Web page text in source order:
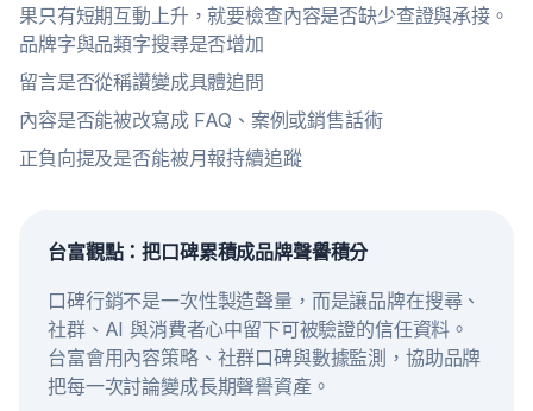
果只有短期互動上升，就要檢查內容是否缺少查證與承接。
品牌字與品類字搜尋是否增加
留言是否從稱讚變成具體追問
內容是否能被改寫成 FAQ、案例或銷售話術
正負向提及是否能被月報持續追蹤
台富觀點：把口碑累積成品牌聲譽積分
口碑行銷不是一次性製造聲量，而是讓品牌在搜尋、
社群、AI 與消費者心中留下可被驗證的信任資料。
台富會用內容策略、社群口碑與數據監測，協助品牌
把每一次討論變成長期聲譽資產。